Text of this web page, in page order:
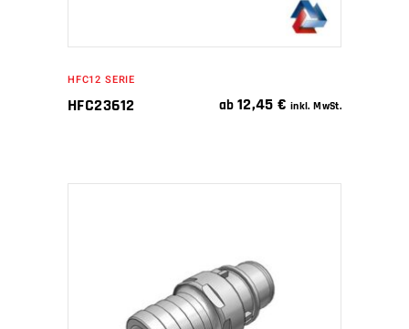
HFC12 SERIE
HFC23612 ab 12,45€ inkl. MwSt.
IN DEN WARENKORB